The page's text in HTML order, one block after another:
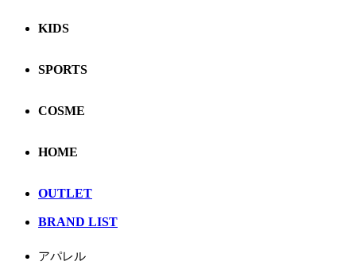
KIDS
SPORTS
COSME
HOME
OUTLET
BRAND LIST
アパレル